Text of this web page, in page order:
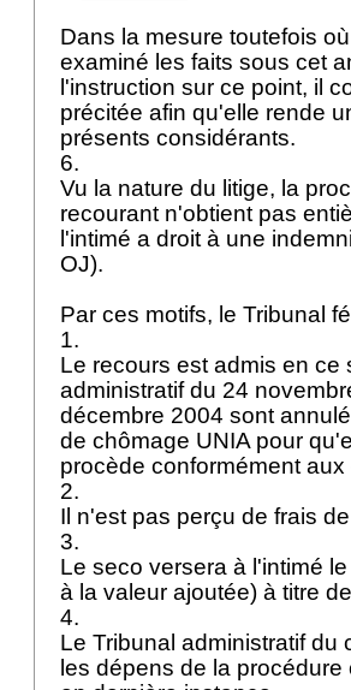
Dans la mesure toutefois
examiné les faits sous cet
l'instruction sur ce point, il
précitée afin qu'elle rende
présents considérants.
6.
Vu la nature du litige, la
recourant n'obtient pas
l'intimé a droit à une
OJ).
Par ces motifs, le Tribunal
1.
Le recours est admis en ce
administratif du 24
décembre 2004 sont
de chômage UNIA pour
procède conformément
2.
Il n'est pas perçu de frais
3.
Le seco versera à l'intimé
à la valeur ajoutée) à titre
4.
Le Tribunal administratif
les dépens de la